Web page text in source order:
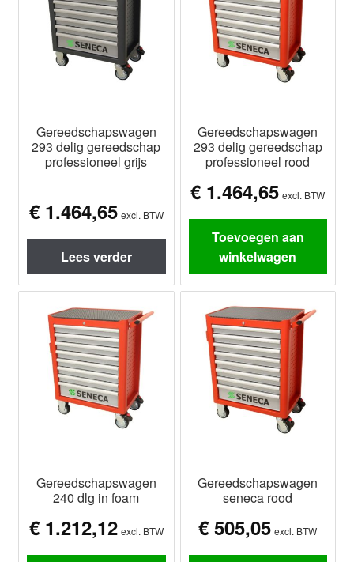
Gereedschapswagen
293 delig gereedschap
professioneel grijs
€1.464,65 excl. BTW
Lees verder
Gereedschapswagen
293 delig gereedschap
professioneel rood
€ 1.464,65 excl. BTW
Toevoegen aan
winkelwagen
Gereedschapswagen
240 dlg in foam
€1.212,12 excl. BTW
Gereedschapswagen
seneca rood
€ 505,05 excl. BTW